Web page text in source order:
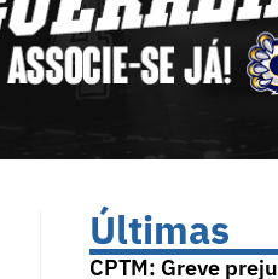
Últimas
CPTM: Greve